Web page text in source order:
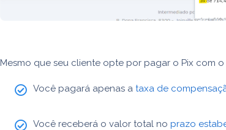
Mesmo que seu cliente opte por pagar o Pix com
Você pagará apenas a taxa de
Você receberá o valor total no prazo